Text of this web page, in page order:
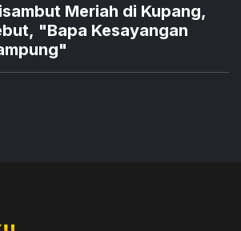
Meriah di Kupang,